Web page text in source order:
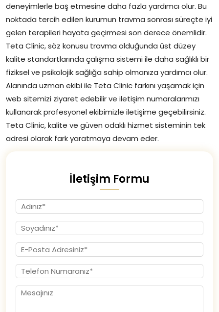
deneyimlerle baş etmesine daha fazla yardımcı olur. Bu
noktada tercih edilen kurumun travma sonrası süreçte iyi
gelen terapileri hayata geçirmesi son derece önemlidir.
Teta Clinic, söz konusu travma olduğunda üst düzey
kalite standartlarında çalışma sistemi ile daha sağlıklı bir
fiziksel ve psikolojik sağlığa sahip olmanıza yardımcı olur.
Alanında uzman ekibi ile Teta Clinic farkını yaşamak için
web sitemizi ziyaret edebilir ve iletişim numaralarımızı
kullanarak profesyonel ekibimizle iletişime geçebilirsiniz.
Teta Clinic, kalite ve güven odaklı hizmet sisteminin tek
adresi olarak fark yaratmaya devam eder.
İletişim Formu